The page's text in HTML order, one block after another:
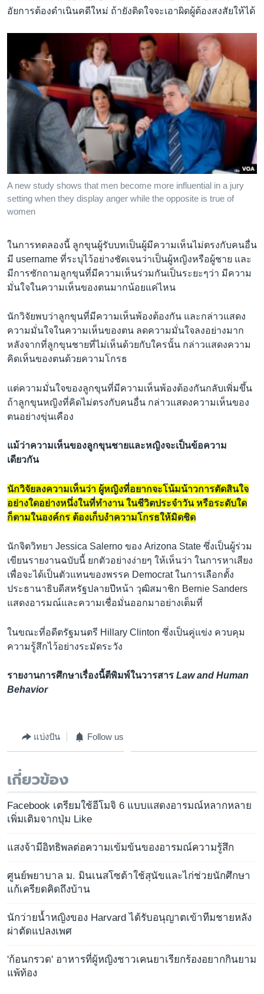
อัยการต้องดำเนินคดีใหม่ ถ้ายังติดใจจะเอาผิดผู้ต้องสงสัยให้ได้
A new study shows that men become more influential in a jury
setting when they display anger while the opposite is true of
women
ในการทดลองนี้ ลูกขุนผู้รับบทเป็นผู้มีความเห็นไม่ตรงกับคนอื่น
มี username ที่ระบุไว้อย่างชัดเจนว่าเป็นผู้หญิงหรือผู้ชาย และ
มีการซักถามลูกขุนที่มีความเห็นร่วมกันเป็นระยะๆว่า มีความ
มั่นใจในความเห็นของตนมากน้อยแค่ไหน
นักวิจัยพบว่าลูกขุนที่มีความเห็นพ้องต้องกัน และกล่าวแสดง
ความมั่นใจในความเห็นของตน ลดความมั่นใจลงอย่างมาก
หลังจากที่ลูกขุนชายที่ไม่เห็นด้วยกับใครนั้น กล่าวแสดงความ
คิดเห็นของตนด้วยความโกรธ
แต่ความมั่นใจของลูกขุนที่มีความเห็นพ้องต้องกันกลับเพิ่มขึ้น
ถ้าลูกขุนหญิงที่คิดไม่ตรงกับคนอื่น กล่าวแสดงความเห็นของ
ตนอย่างขุ่นเคือง
แม้ว่าความเห็นของลูกขุนชายและหญิงจะเป็นข้อความ
เดียวกัน
นักวิจัยลงความเห็นว่า ผู้หญิงที่อยากจะโน้มน้าวการตัดสินใจ
อย่างใดอย่างหนึ่งในที่ทำงาน ในชีวิตประจำวัน หรือระดับใด
ก็ตามในองค์กร ต้องเก็บงำความโกรธให้มิดชิด
นักจิตวิทยา Jessica Salerno ของ Arizona State ซึ่งเป็นผู้ร่วม
เขียนรายงานฉบับนี้ ยกตัวอย่างง่ายๆ ให้เห็นว่า ในการหาเสียง
เพื่อจะได้เป็นตัวแทนของพรรค Democrat ในการเลือกตั้ง
ประธานาธิบดีสหรัฐปลายปีหน้า วุฒิสมาชิก Bernie Sanders
แสดงอารมณ์และความเชื่อมั่นออกมาอย่างเต็มที่
ในขณะที่อดีตรัฐมนตรี Hillary Clinton ซึ่งเป็นคู่แข่ง ควบคุม
ความรู้สึกไว้อย่างระมัดระวัง
รายงานการศึกษาเรื่องนี้ตีพิมพ์ในวารสาร Law and Human
Behavior
แบ่งปัน Follow us
เกี่ยวข้อง
Facebook เตรียมใช้อีโมจิ 6 แบบแสดงอารมณ์หลากหลาย
เพิ่มเติมจากปุ่ม Like
แสงจ้ามีอิทธิพลต่อความเข้มข้นของอารมณ์ความรู้สึก
ศูนย์พยาบาล ม. มินเนสโซต้าใช้สุนัขและไก่ช่วยนักศึกษา
แก้เครียดคิดถึงบ้าน
นักว่ายน้ำหญิงของ Harvard ได้รับอนุญาตเข้าทีมชายหลัง
ผ่าตัดแปลงเพศ
'ก้อนกรวด' อาหารที่ผู้หญิงชาวเคนยาเรียกร้องอยากกินยาม
แพ้ท้อง